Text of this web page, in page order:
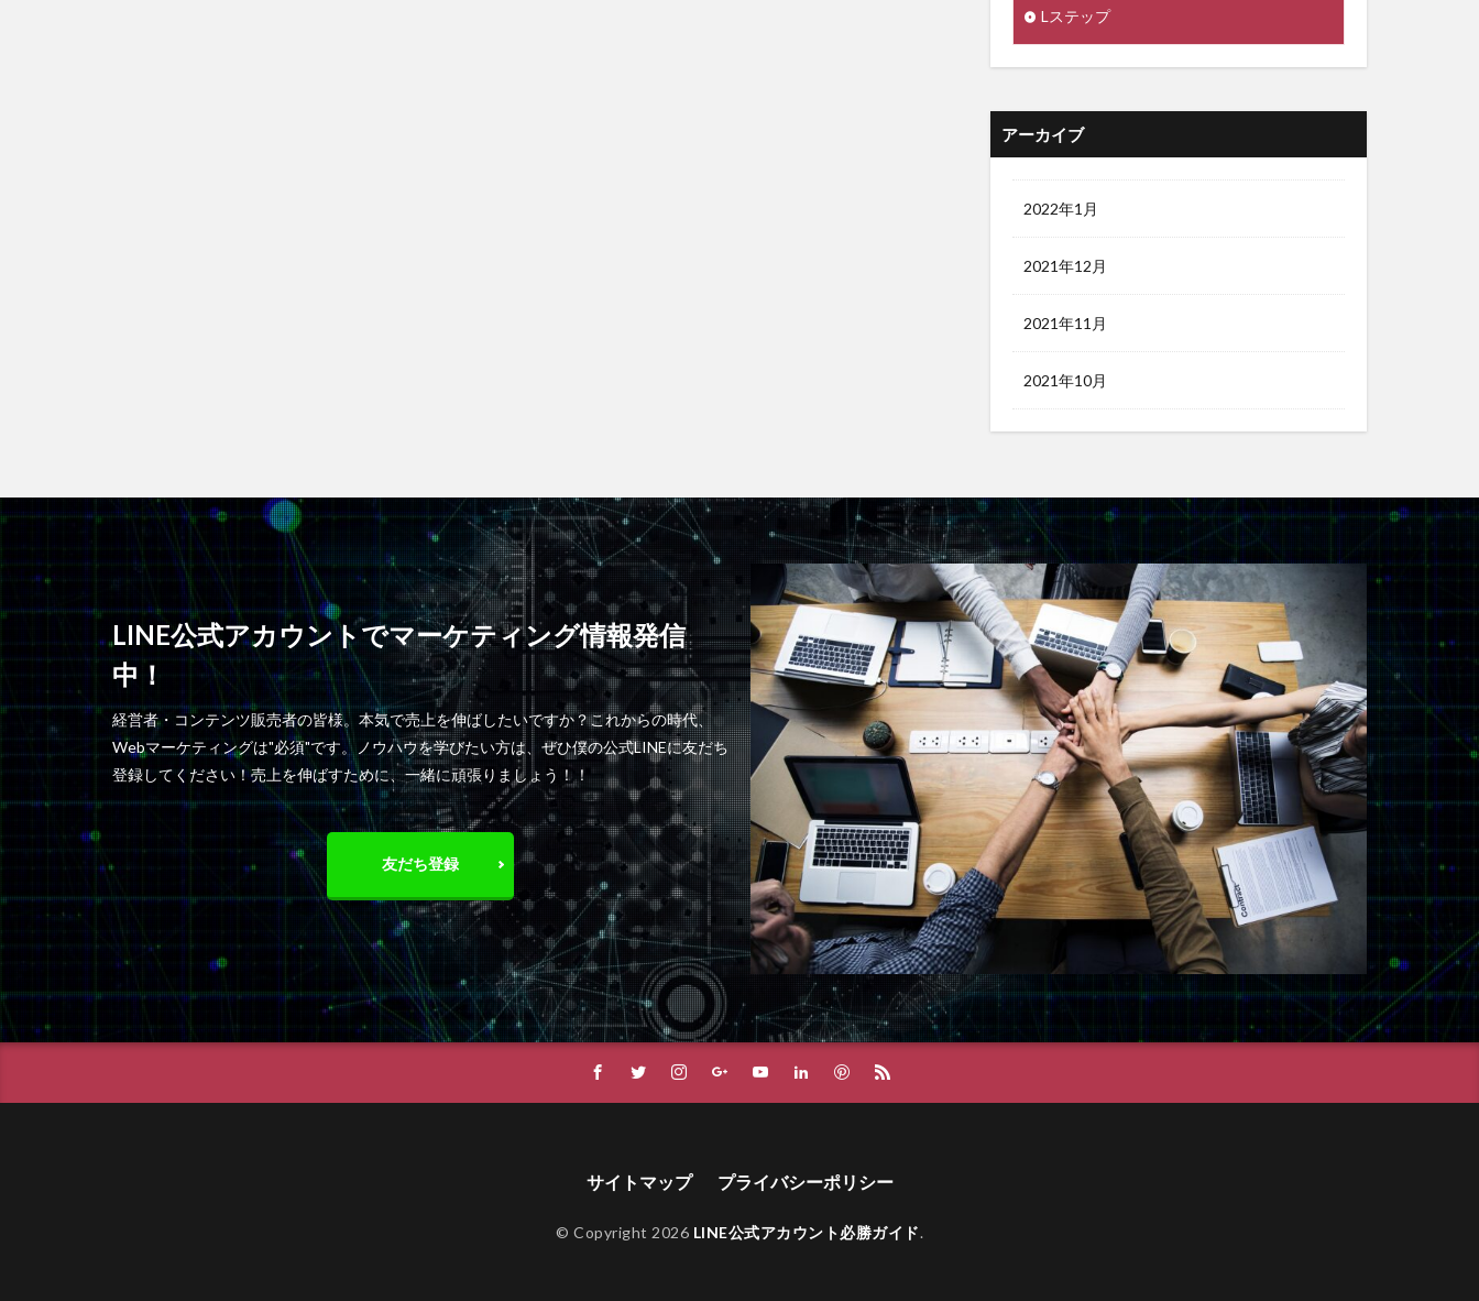
Lステップ
アーカイブ
2022年1月
2021年12月
2021年11月
2021年10月
LINE公式アカウントでマーケティング情報発信
中！
経営者・コンテンツ販売者の皆様。本気で売上を伸ばしたいですか？これからの時代、
Webマーケティングは"必須"です。ノウハウを学びたい方は、ぜひ僕の公式LINEに友だち
登録してください！売上を伸ばすために、一緒に頑張りましょう！！
友だち登録
サイトマップ プライバシーポリシー
© Copyright 2026 LINE公式アカウント必勝ガイド.